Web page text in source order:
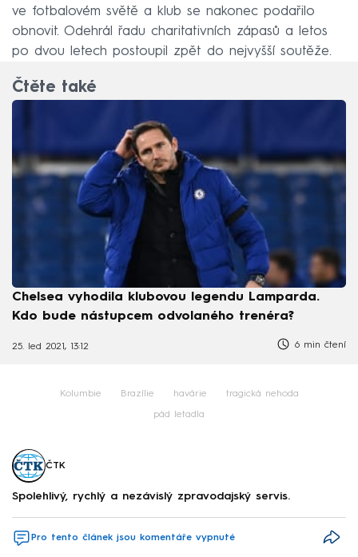
ve fotbalovém světě a klub se nakonec podařilo
obnovit. Odehrál řadu charitativních zápasů a letos
po dvou letech postoupil zpět do nejvyšší soutěže.
Čtěte také
Chelsea vyhodila klubovou legendu Lamparda.
Kdo bude nástupcem odvolaného trenéra?
25. led 2021, 13:12 6 min čtení
Kolumbie Brazílie havárie tragická nehoda
pád letadla
ČTK
Spolehlivý, rychlý a nezávislý zpravodajský servis.
Pro tento článek jsou komentáře vypnuté